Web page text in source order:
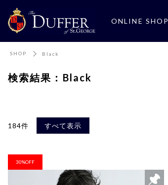
ONLINE SHOP
SHOP Black
検索結果：Black
184件 すべて表示
30%OFF